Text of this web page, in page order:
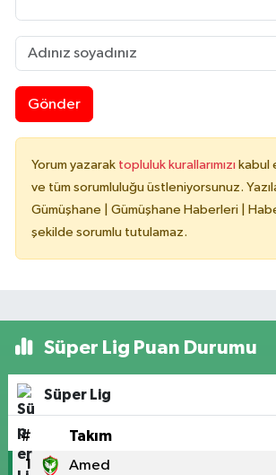
Gönder
Yorum yazarak topluluk kurallarımızı kabul
ve tüm sorumluluğu üstleniyorsunuz.
Gümüşhane | Gümüşhane Haberleri |
şekilde sorumlu tutulamaz.
Süper Lig Puan Durumu
Süper Lig
# Takım
1 Amed